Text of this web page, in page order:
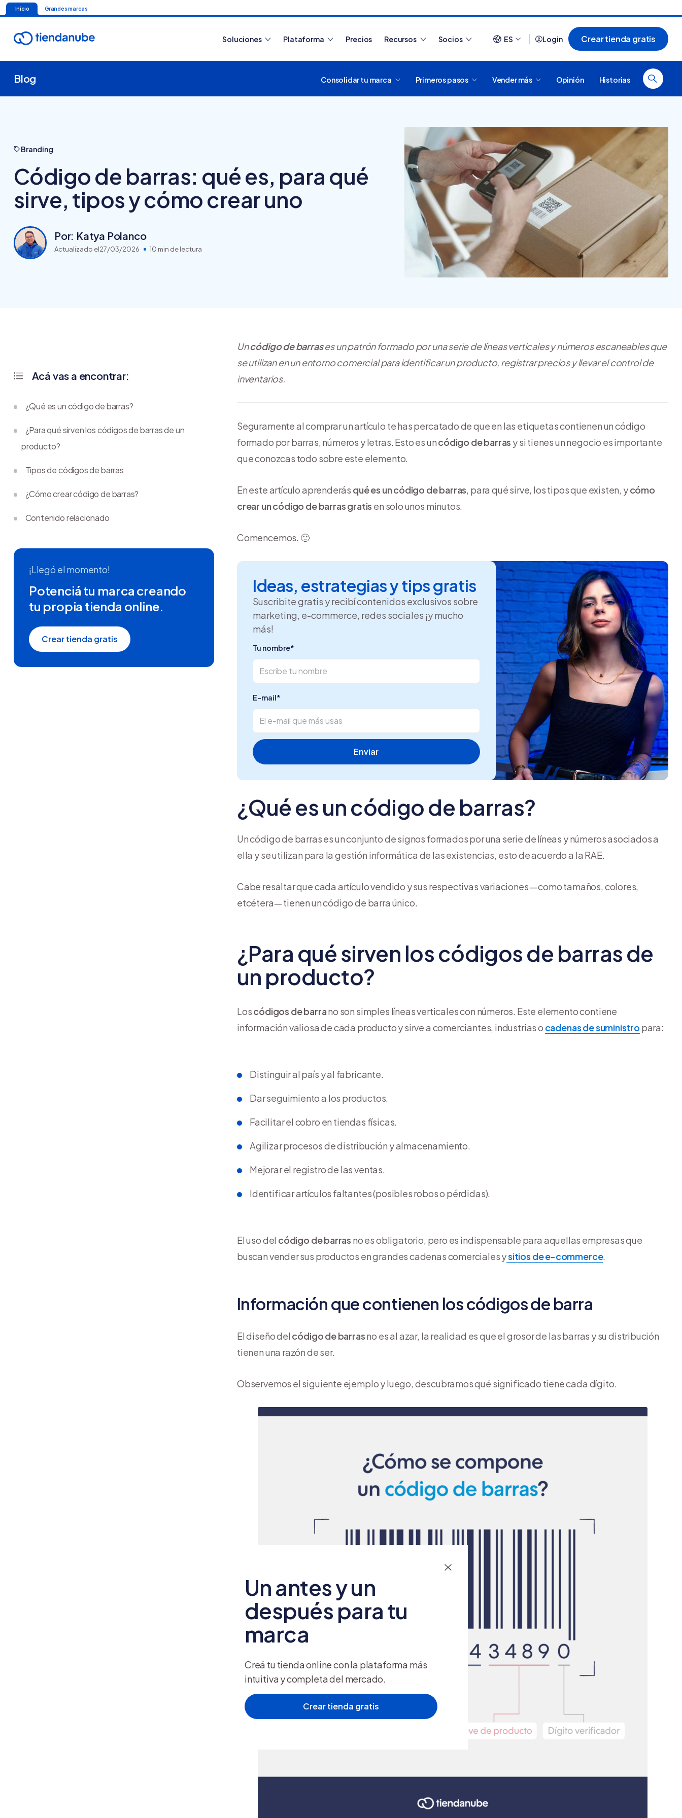
Inicio Grandes marcas
Soluciones Plataforma Precios Recursos
Tiendanube? Aprende a
crear y usar una tienda
¿Cómo es comprar en
Tiendanube? Conocé
Nube para vender más
20 tiendas online
argentinas creadas con
Tiendanube
Socios ES Login Crear tienda gratis
Blog Consolidar tu marca Primeros pasos Vender más Opinión Historias
Branding
Código de barras: qué es, para qué
sirve, tipos y cómo crear uno
Por: Katya Polanco
Actualizado el27/03/2026 10 min de lectura
Uncódigo de barrases un patrón formado por una serie de líneas verticales y números escaneables que
se utilizan en un entorno comercial para identificar un producto, registrar precios y llevar el control de
inventarios.
Seguramente al comprar un artículo te has percatado de que en las etiquetas contienen un código
formado por barras, números y letras. Esto es uncódigo de barras y si tienes un negocio es importante
que conozcas todo sobre este elemento.
En este artículo aprenderás qué es un código de barras, para qué sirve, los tipos que existen, ycómo
crear un código de barras gratis en solo unos minutos.
Comencemos. 🙂
Ideas, estrategias y tips gratis
Suscribite gratis y recibí contenidos exclusivos sobre
marketing, e-commerce, redes sociales ¡y mucho
más!
Tu nombre*
E-mail*
¿Qué es un código de barras?
Un código de barras es un conjunto de signos formados por una serie de líneas y números asociados a
ella y se utilizan para la gestión informática de las existencias, esto de acuerdo a la RAE.
Cabe resaltar que cada artículo vendido y sus respectivas variaciones —como tamaños, colores,
etcétera— tienen un código de barra único.
¿Para qué sirven los códigos de barras de
un producto?
Loscódigos de barrano son simples líneas verticales con números. Este elemento contiene
información valiosa de cada producto y sirve a comerciantes, industrias o cadenas de suministro para:
Distinguir al país y al fabricante.
Dar seguimiento a los productos.
Facilitar el cobro en tiendas físicas.
Agilizar procesos de distribución y almacenamiento.
Mejorar el registro de las ventas.
Identificar artículos faltantes (posibles robos o pérdidas).
El uso del código de barras no es obligatorio, pero es indispensable para aquellas empresas que
buscan vender sus productos en grandes cadenas comerciales ysitios de e-commerce.
Información que contienen los códigos de barra
El diseño del código de barrasno es al azar, la realidad es que el grosor de las barras y su distribución
tienen una razón de ser.
Observemos el siguiente ejemplo y luego, descubramos qué significado tiene cada dígito.
Acá vas a encontrar:
¿Qué es un código de barras?
¿Para qué sirven los códigos de barras de un
producto?
Tipos de códigos de barras
¿Cómo crear código de barras?
Contenido relacionado
¡Llegó el momento!
Potenciá tu marca creando
tu propia tienda online.
Crear tienda gratis
Un antes y un
después para tu
marca
Creá tu tienda online con la plataforma más
intuitiva y completa del mercado.
Crear tienda gratis